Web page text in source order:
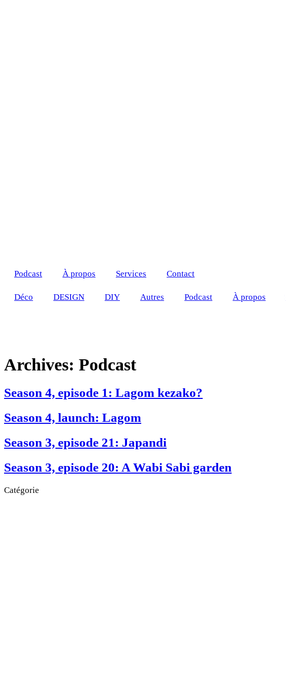
Podcast À propos Services Contact
Déco DESIGN DIY Autres Podcast À propos
Archives: Podcast
Season 4, episode 1: Lagom kezako?
Season 4, launch: Lagom
Season 3, episode 21: Japandi
Season 3, episode 20: A Wabi Sabi garden
Catégorie